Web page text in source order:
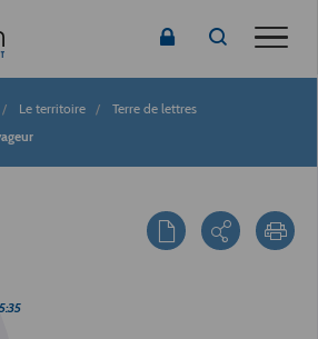
Le territoire
Terre de lettres